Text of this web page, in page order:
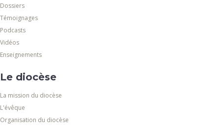
Dossiers
Témoignages
Podcasts
Vidéos
Enseignements
Le diocèse
La mission du diocèse
L'évêque
Organisation du diocèse